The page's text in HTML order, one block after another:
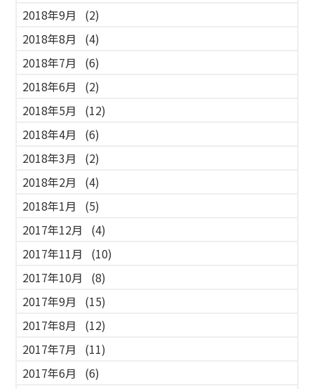
2018年9月
(2)
2018年8月
(4)
2018年7月
(6)
2018年6月
(2)
2018年5月
(12)
2018年4月
(6)
2018年3月
(2)
2018年2月
(4)
2018年1月
(5)
2017年12月
(4)
2017年11月
(10)
2017年10月
(8)
2017年9月
(15)
2017年8月
(12)
2017年7月
(11)
2017年6月
(6)